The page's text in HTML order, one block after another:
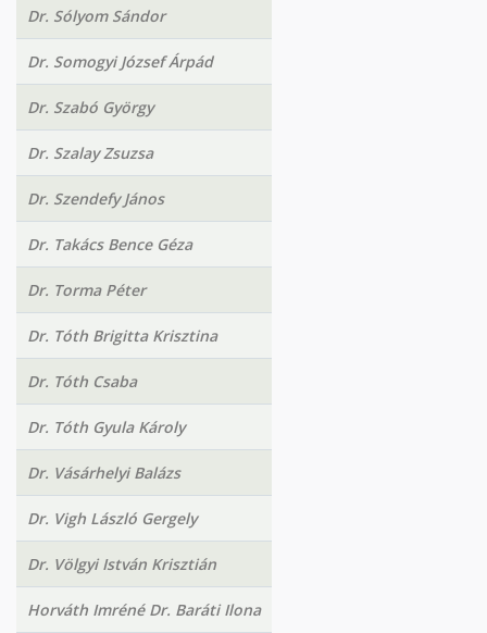
Dr. Sólyom Sándor
Dr. Somogyi József Árpád
Dr. Szabó György
Dr. Szalay Zsuzsa
Dr. Szendefy János
Dr. Takács Bence Géza
Dr. Torma Péter
Dr. Tóth Brigitta Krisztina
Dr. Tóth Csaba
Dr. Tóth Gyula Károly
Dr. Vásárhelyi Balázs
Dr. Vigh László Gergely
Dr. Völgyi István Krisztián
Horváth Imréné Dr. Baráti Ilona